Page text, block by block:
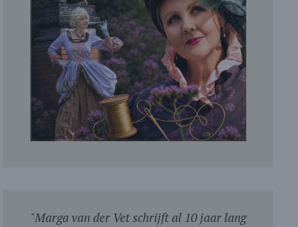
"Marga van der Vet schrijft al 10 jaar lang